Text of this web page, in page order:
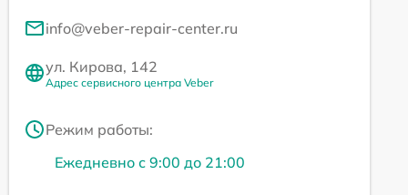
info@veber-repair-center.ru
ул. Кирова, 142
Адрес сервисного центра Veber
Режим работы:
Ежедневно с 9:00 до 21:00